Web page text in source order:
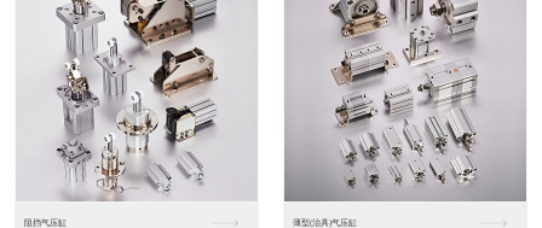
松下人机界面DP10... 数字光钎传感器FX-...